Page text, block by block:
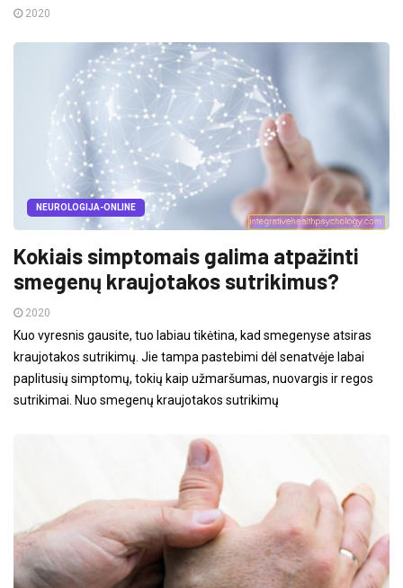
2020
NEUROLOGIJA-ONLINE
Kokiais simptomais galima atpažinti
smegenų kraujotakos sutrikimus?
2020
Kuo vyresnis gausite, tuo labiau tikėtina, kad smegenyse atsiras
kraujotakos sutrikimų. Jie tampa pastebimi dėl senatvėje labai
paplitusių simptomų, tokių kaip užmaršumas, nuovargis ir regos
sutrikimai. Nuo smegenų kraujotakos sutrikimų